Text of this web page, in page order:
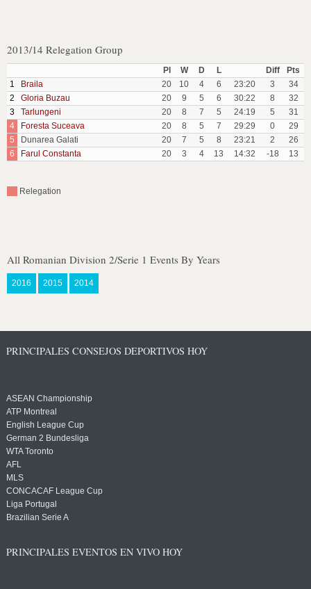
2013/14 Relegation Group
Pl W D L Diff
Pts
1
Braila 20 10 4 6 23:20 3
34
2
Gloria Buzau 20 9 5 6 30:22 8
32
3
Tarlungeni 20 8 7 5 24:19 5
31
4
Foresta Suceava 20 8 5 7 29:29 0
29
5
Dunarea Galati 20 7 5 8 23:21 2
26
6
Farul Constanta 20 3 4 13 14:32 -18 13
Relegation
All Romanian Division 2/Serie 1 Events By Years
2016 2015 2014
PRINCIPALES CONSEJOS DEPORTIVOS HOY
ASEAN Championship
ATP Montreal
English League Cup
German 2 Bundesliga
WTA Toronto
AFL
MLS
CONCACAF League Cup
Liga Portugal
Brazilian Serie A
PRINCIPALES EVENTOS EN VIVO HOY